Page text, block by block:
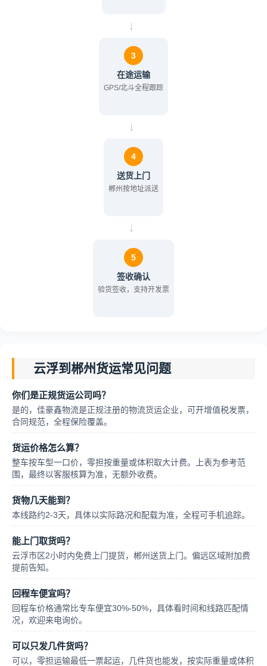
→
3
在途运输
GPS/北斗全程跟踪
→
4
送货上门
郴州按地址派送
→
5
签收确认
验货签收，支持开发票
云浮到郴州货运常见问题
你们是正规货运公司吗？
是的，佳豪鑫物流是正规注册的物流货运企业，可开增值税发票，
合同规范，全程保险覆盖。
货运价格怎么算？
整车按车型一口价，零担按重量或体积取大计费。上表为参考范
围，最终以客服核算为准，无额外收费。
货物几天能到？
本线路约2-3天，具体以实际路况和配载为准，全程可手机追踪。
能上门取货吗？
云浮市区2小时内免费上门提货，郴州送货上门。偏远区域附加费
提前告知。
回程车便宜吗？
回程车价格通常比专车便宜30%-50%，具体看时间和线路匹配情
况，欢迎来电询价。
可以只发几件货吗？
可以，零担运输最低一票起运，几件货也能发，按实际重量或体积